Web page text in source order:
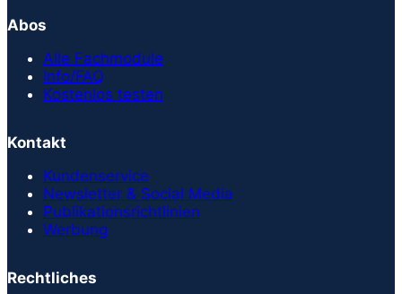
Abos
Alle Fachmodule
Info/FAQ
Kostenlos testen
Kontakt
Kundenservice
Newsletter & Social Media
Publikationsrichtlinien
Werbung
Rechtliches